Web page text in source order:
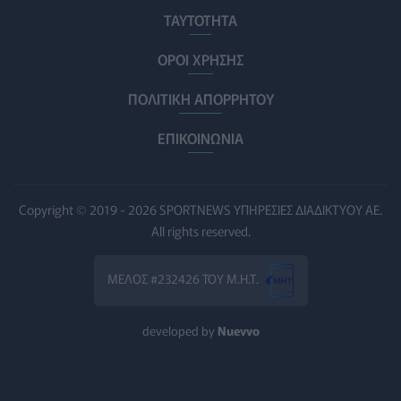
σοβαρής εγκεφαλικής κάκωσης
ΗΠΑ: Μεγάλη τράπεζα επενδύει 250 εκατ. δολάρια
τον χρόνο για φάρμακα GLP-1 στους εργαζομένους
07/08/2026 - 13:00
παραθεριστές
ΥΓΕΊΑ 07/08/2026 - 11:57
Γλοιοβλάστωμα: Νέο «παράθυρο» για πιο
αποτελεσματική χημειοθεραπεία μετά το χειρουργείο
ΤΑΥΤΟΤΗΤΑ
ΟΡΟΙ ΧΡΗΣΗΣ
ΠΟΛΙΤΙΚΗ ΑΠΟΡΡΗΤΟΥ
ΕΠΙΚΟΙΝΩΝΙΑ
Copyright © 2019 - 2026 SPORTNEWS ΥΠΗΡΕΣΙΕΣ ΔΙΑΔΙΚΤΥΟΥ ΑΕ.
All rights reserved.
ΜΕΛΟΣ #232426 ΤΟΥ Μ.Η.Τ.
developed by Nuevvo